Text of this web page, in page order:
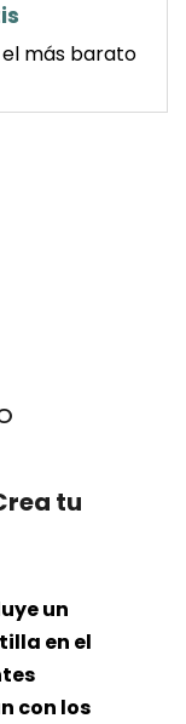
el más barato
tu
un
en el
con los